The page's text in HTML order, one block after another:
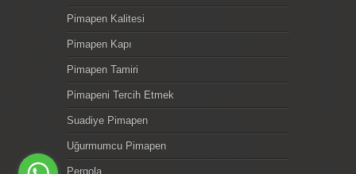
Pimapen Kalitesi
Pimapen Kapı
Pimapen Tamiri
Pimapeni Tercih Etmek
Suadiye Pimapen
Uğurmumcu Pimapen
Pergola